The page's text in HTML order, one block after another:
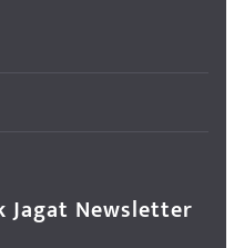
Jagat Newsletter